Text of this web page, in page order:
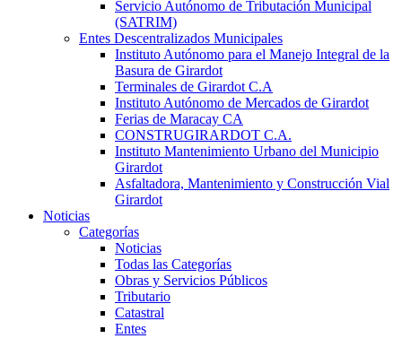
Servicio Autónomo de Tributación Municipal
(SATRIM)
Entes Descentralizados Municipales
Instituto Autónomo para el Manejo Integral de la
Basura de Girardot
Terminales de Girardot C.A
Instituto Autónomo de Mercados de Girardot
Ferias de Maracay CA
CONSTRUGIRARDOT C.A.
Instituto Mantenimiento Urbano del Municipio
Girardot
Asfaltadora, Mantenimiento y Construcción Vial
Girardot
Noticias
Categorías
Noticias
Todas las Categorías
Obras y Servicios Públicos
Tributario
Catastral
Entes